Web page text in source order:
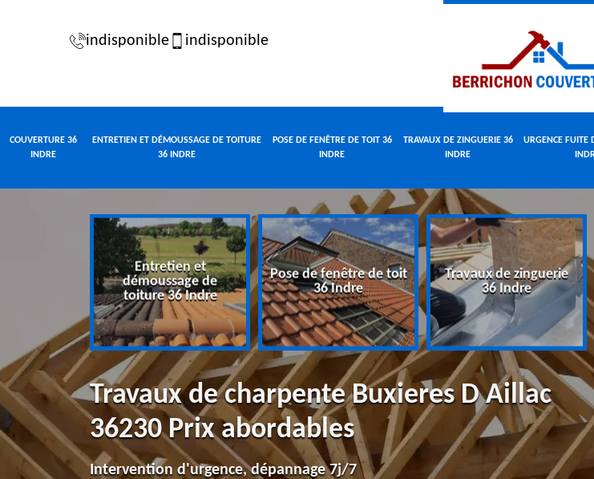
indisponible indisponible
COUVERTURE 36
INDRE
ENTRETIEN ET DÉMOUSSAGE DE TOITURE
36 INDRE
POSE DE FENÊTRE DE TOIT 36
INDRE
TRAVAUX DE ZINGUERIE 36
INDRE
URGENCE FUITE
Entretien et
démoussage de
toiture 36 Indre
Pose de fenêtre de toit
36 Indre
Travaux de zinguerie
36 Indre
Travaux de charpente Buxieres D Aillac
36230 Prix abordables
Intervention d'urgence, dépannage 7j/7